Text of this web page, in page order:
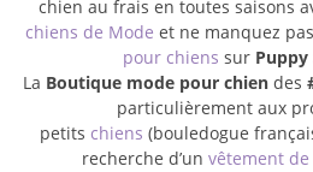
chien au frais en toutes saisons
chiens de Mode et ne manquez
pour chiens sur
La Boutique mode pour chien des
particulièrement aux
petits chiens (bouledogue
recherche d’un vêtement